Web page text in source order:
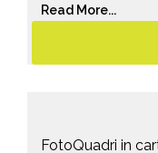
Read More...
FotoQuadri in